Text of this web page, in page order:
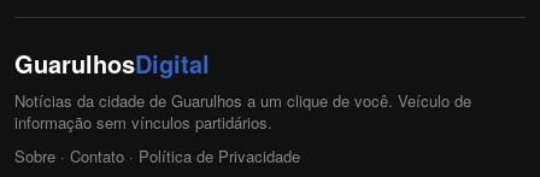
GuarulhosDigital
Notícias da cidade de Guarulhos a um clique de você. Veículo de
informação sem vínculos partidários.
Sobre · Contato · Política de Privacidade